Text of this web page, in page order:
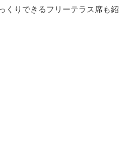
くりできるフリーテラス席も紹